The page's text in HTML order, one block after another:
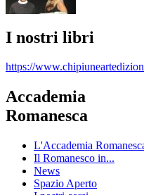
I nostri libri
https://
Accademia
Romanesca
L'Accademia
Il Romanesco in...
News
Spazio Aperto